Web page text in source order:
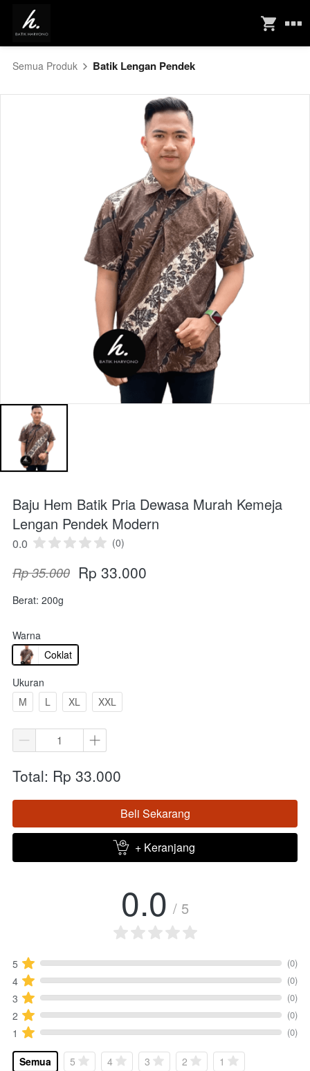
Semua Produk Batik Lengan Pendek
Baju Hem Batik Pria Dewasa Murah Kemeja
Lengan Pendek Modern
0.0 (0)
Rp 35.000 Rp 33.000
Berat: 200g
Warna
Coklat
Ukuran
M
L XL XXL
Total: Rp 33.000
`Beli Sekarang
` + Keranjang
0.0 / 5
5 (0)
4 (0)
3 (0)
2 (0)
1 (0)
Semua 5 4 3 2 1